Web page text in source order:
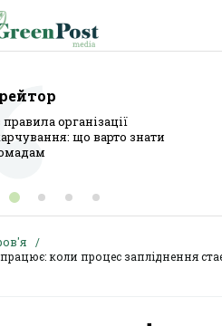
організації
що варто знати
коли процес запліднення